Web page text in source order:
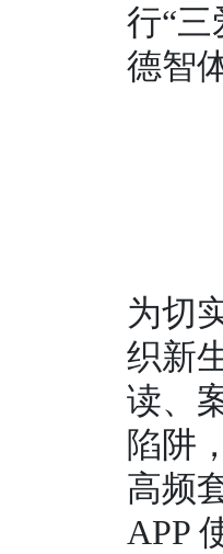
行“
德智
为切
织新
读、
陷阱
高频
APP